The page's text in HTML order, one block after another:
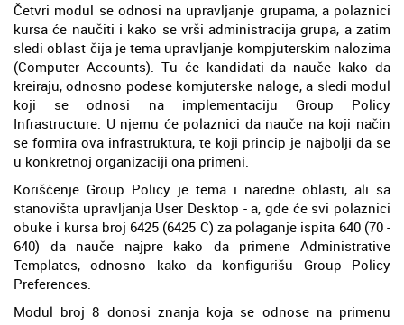
Četvri modul se odnosi na upravljanje grupama, a polaznici
kursa će naučiti i kako se vrši administracija grupa, a zatim
sledi oblast čija je tema upravljanje kompjuterskim nalozima
(Computer Accounts). Tu će kandidati da nauče kako da
kreiraju, odnosno podese komjuterske naloge, a sledi modul
koji se odnosi na implementaciju Group Policy
Infrastructure. U njemu će polaznici da nauče na koji način
se formira ova infrastruktura, te koji princip je najbolji da se
u konkretnoj organizaciji ona primeni.
Korišćenje Group Policy je tema i naredne oblasti, ali sa
stanovišta upravljanja User Desktop - a, gde će svi polaznici
obuke i kursa broj 6425 (6425 C) za polaganje ispita 640 (70 -
640) da nauče najpre kako da primene Administrative
Templates, odnosno kako da konfigurišu Group Policy
Preferences.
Modul broj 8 donosi znanja koja se odnose na primenu